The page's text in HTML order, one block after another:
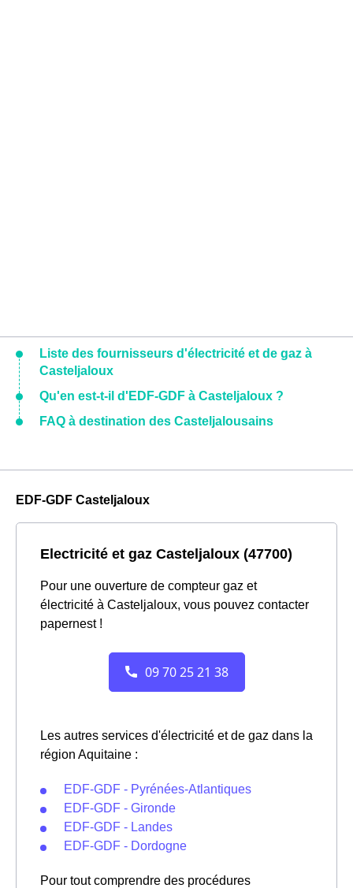
Liste des fournisseurs d'électricité et de gaz à
Casteljaloux
Qu'en est-t-il d'EDF-GDF à Casteljaloux ?
FAQ à destination des Casteljalousains
EDF-GDF Casteljaloux
Electricité et gaz Casteljaloux (47700)
Pour une ouverture de compteur gaz et
électricité à Casteljaloux, vous pouvez contacter
papernest !
Les autres services d'électricité et de gaz dans la
région Aquitaine :
EDF-GDF - Pyrénées-Atlantiques
EDF-GDF - Gironde
EDF-GDF - Landes
EDF-GDF - Dordogne
Pour tout comprendre des procédures